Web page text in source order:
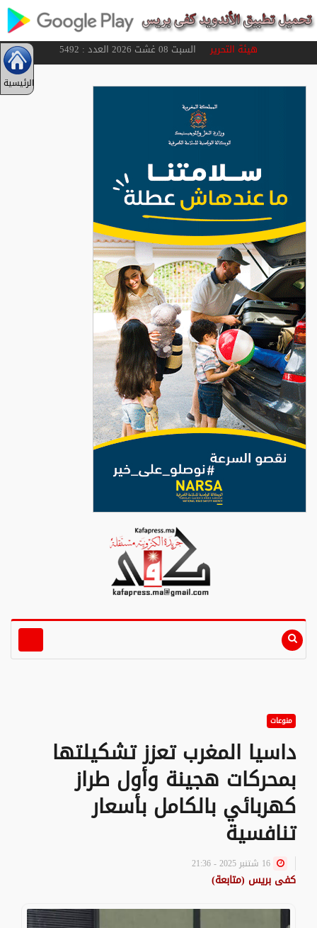
هيئة التحريرالسبت 08 غشت 2026 العدد : 5492
الرئيسية
منوعات
داسيا المغرب تعزز تشكيلتها
بمحركات هجينة وأول طراز
كهربائي بالكامل بأسعار
تنافسية
كفى بريس (متابعة)